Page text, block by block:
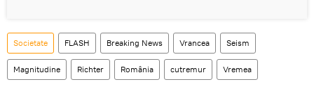
Societate FLASH Breaking News Vrancea Seism
Magnitudine Richter România cutremur Vremea